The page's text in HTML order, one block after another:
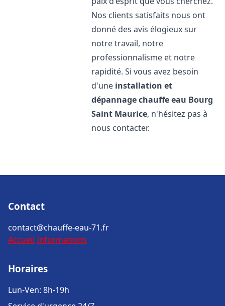
Nos clients satisfaits nous ont
donné des avis élogieux sur
notre travail, notre
professionnalisme et notre
rapidité. Si vous avez besoin
d'une installation et
dépannage chauffe eau Bourg
Saint Maurice, n'hésitez pas à
nous contacter.
Contact
contact@chauffe-eau-71.fr
Accueil Informations
Horaires
Lun-Ven: 8h-19h